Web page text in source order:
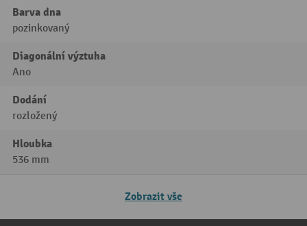
Barva dna
pozinkovaný
Diagonální výztuha
Ano
Dodání
rozložený
Hloubka
536 mm
Zobrazit vše